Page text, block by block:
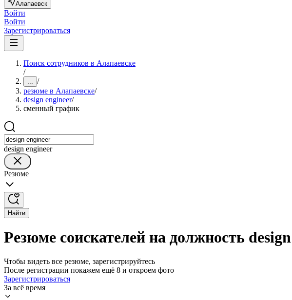
Алапаевск
Войти
Войти
Зарегистрироваться
Поиск сотрудников в Алапаевске
/
... /
резюме в Алапаевске/
design engineer/
сменный график
design engineer
Резюме
Найти
Резюме соискателей на должность
Чтобы видеть все резюме, зарегистрируйтесь
После регистрации покажем ещё 8 и откроем фото
Зарегистрироваться
За всё время